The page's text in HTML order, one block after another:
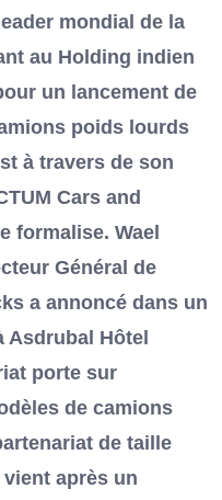
mondial de la
au Holding indien
un lancement de
poids lourds
à travers de son
Cars and
formalise. Wael
Général de
a annoncé dans un
Asdrubal Hôtel
porte sur
de camions
de taille
après un